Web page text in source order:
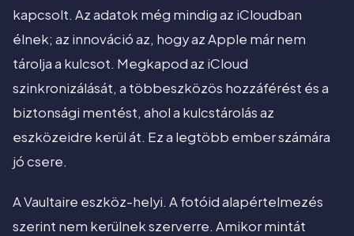
kapcsolt. Az adatok még mindig az iCloudban
élnek; az innováció az, hogy az Apple már nem
tárolja a kulcsot. Megkapod az iCloud
szinkronizálását, a többeszközös hozzáférést és a
biztonsági mentést, ahol a kulcstárolás az
eszközeidre kerül át. Ez a legtöbb ember számára
jó csere.
A Vaultaire eszköz-helyi. A fotóid alapértelmezés
szerint nem kerülnek szerverre. Amikor mintát